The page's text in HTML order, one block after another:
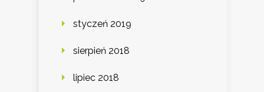
styczeń 2019
sierpień 2018
lipiec 2018